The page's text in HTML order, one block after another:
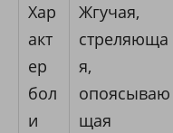
Хар
акт
ер
бол
и
Жгучая,
стреляюща
я,
опоясываю
щая